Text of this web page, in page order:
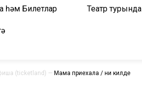
һәм Билетлар Театр турында
(ticketland) — Мама приехала / Әни килде